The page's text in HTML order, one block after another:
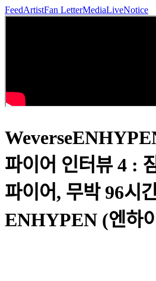
FeedArtistFan LetterMediaLiveNotice
파이어 인터뷰 4 :
파이어, 무박 96시
ENHYPEN (엔하